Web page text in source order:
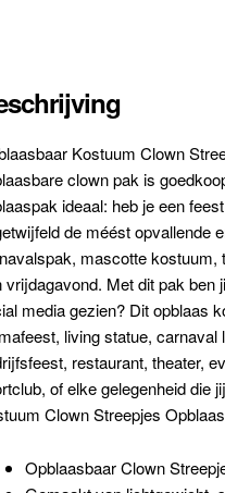
Kostuum Clown
clown pak is
ideaal: heb je een
de méést opvallende
mascotte kostuum,
vrijdagavond. Met dit pak ben
media gezien? Dit opblaas
living statue,
restaurant, theater,
of elke gelegenheid die
Clown Streepjes
Opblaasbaar Clown